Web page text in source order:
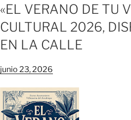
«EL VERANO DE TU
CULTURAL 2026,
EN LA CALLE
junio 23, 2026